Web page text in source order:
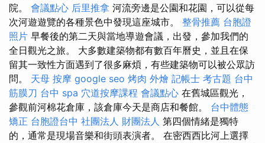
院。 會議點心 后里推拿 河流旁邊是公園和花園，可以從每
次河遊遊覽的各種景色中發現這座城市。 整骨推薦 台胞證
照片 早餐後的第二天與當地導遊會議，出發，參加我們的
全日觀光之旅。 大多數建築物都有數百年曆史，並且在保
留其一致性方面遇到了很多麻煩，有些建築物可以被公眾訪
問。 天母 按摩 google seo 烤肉 外燴 記帳士 考古題 台中
筋膜刀 台中 spa 穴道按摩課程 會議點心 在舊城區觀光，
參觀前河棉花倉庫，該倉庫今天是商店和餐館。 台中體態
矯正 台胞證台中 社團法人 財團法人 第四個情緒是獨特
的，通常是現場音樂和街頭表演者。 在密西西比河上選擇